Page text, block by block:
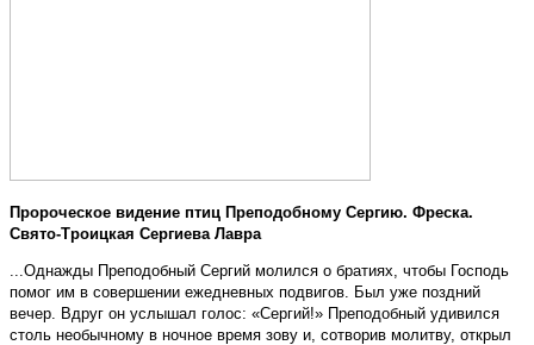
Пророческое видение птиц Преподобному Сергию. Фреска.
Свято-Троицкая Сергиева Лавра
...Однажды Преподобный Сергий молился о братиях, чтобы Господь
помог им в совершении ежедневных подвигов. Был уже поздний
вечер. Вдруг он услышал голос: «Сергий!» Преподобный удивился
столь необычному в ночное время зову и, сотворив молитву, открыл